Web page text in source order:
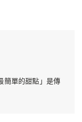
簡單的甜點」是傳